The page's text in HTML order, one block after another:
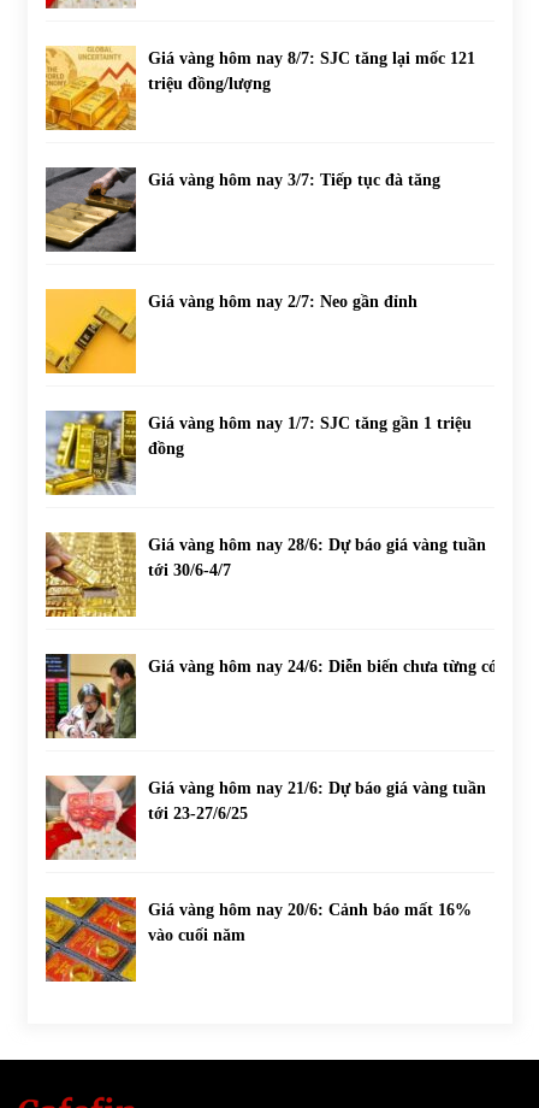
Giá vàng hôm nay 8/7: SJC tăng lại mốc 121
triệu đồng/lượng
Giá vàng hôm nay 3/7: Tiếp tục đà tăng
Giá vàng hôm nay 2/7: Neo gần đỉnh
Giá vàng hôm nay 1/7: SJC tăng gần 1 triệu
đồng
Giá vàng hôm nay 28/6: Dự báo giá vàng tuần
tới 30/6-4/7
Giá vàng hôm nay 24/6: Diễn biến chưa từng có
Giá vàng hôm nay 21/6: Dự báo giá vàng tuần
tới 23-27/6/25
Giá vàng hôm nay 20/6: Cảnh báo mất 16%
vào cuối năm